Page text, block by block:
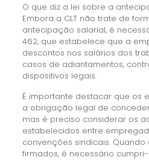
O que diz a lei sobre a
Embora a CLT não trate de
antecipação salarial, é
462, que estabelece que a
descontos nos salários dos
casos de adiantamentos,
dispositivos legais.
É importante destacar que os
a obrigação legal de
mas é preciso considerar os
estabelecidos entre
convenções sindicais.
firmados, é necessário cumpri-